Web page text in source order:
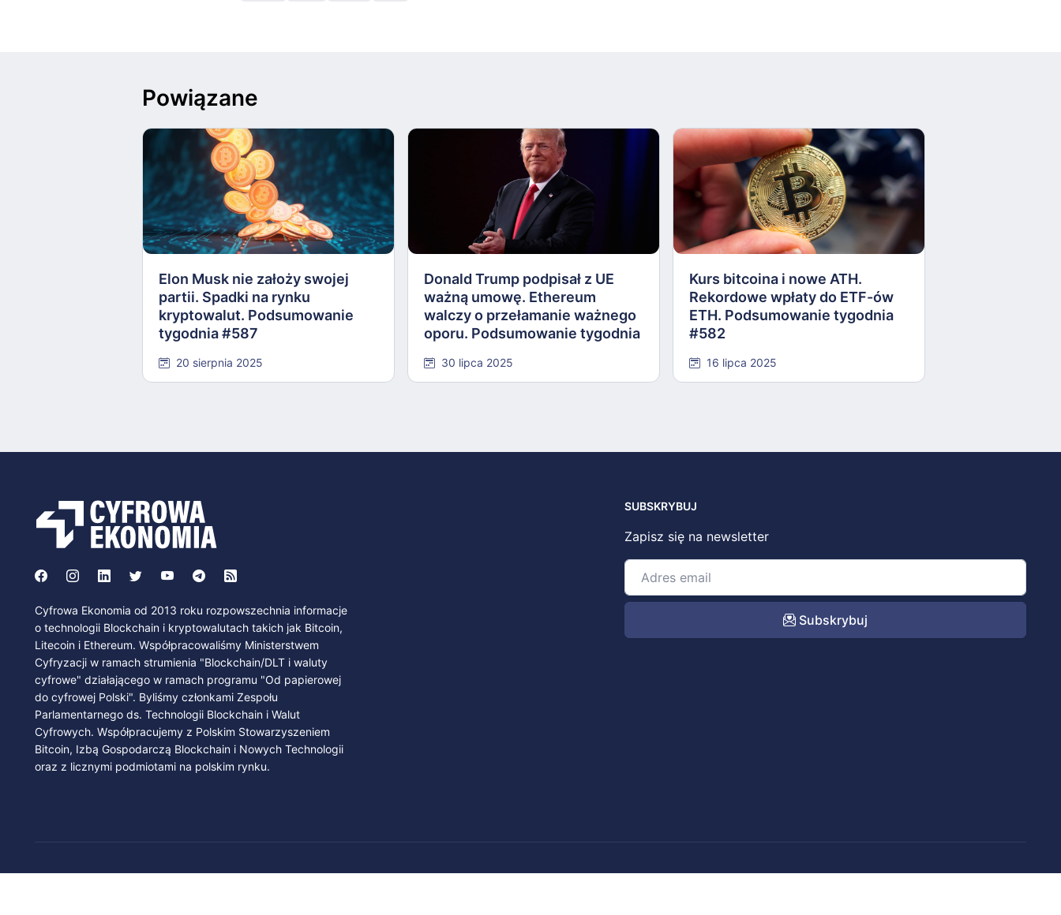
Powiązane
Elon Musk nie założy swojej
partii. Spadki na rynku
kryptowalut. Podsumowanie
tygodnia #587
20 sierpnia 2025
Donald Trump podpisał z UE
ważną umowę. Ethereum
walczy o przełamanie ważnego
oporu. Podsumowanie tygodnia
30 lipca 2025
Kurs bitcoina i nowe ATH.
Rekordowe wpłaty do ETF-ów
ETH. Podsumowanie tygodnia
#582
16 lipca 2025
Cyfrowa Ekonomia od 2013 roku rozpowszechnia informacje
o technologii Blockchain i kryptowalutach takich jak Bitcoin,
Litecoin i Ethereum. Współpracowaliśmy Ministerstwem
Cyfryzacji w ramach strumienia "Blockchain/DLT i waluty
cyfrowe" działającego w ramach programu "Od papierowej
do cyfrowej Polski". Byliśmy członkami Zespołu
Parlamentarnego ds. Technologii Blockchain i Walut
Cyfrowych. Współpracujemy z Polskim Stowarzyszeniem
Bitcoin, Izbą Gospodarczą Blockchain i Nowych Technologii
oraz z licznymi podmiotami na polskim rynku.
SUBSKRYBUJ
Zapisz się na newsletter
Subskrybuj